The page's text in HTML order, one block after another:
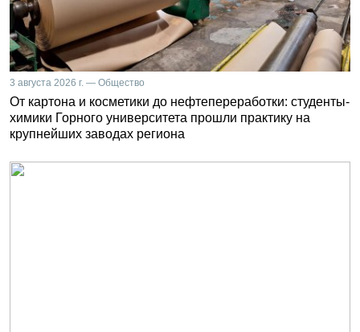
3 августа 2026 г. — Общество
От картона и косметики до нефтепереработки: студенты-
химики Горного университета прошли практику на
крупнейших заводах региона